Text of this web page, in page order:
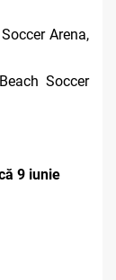
Arena,
Soccer
9 iunie